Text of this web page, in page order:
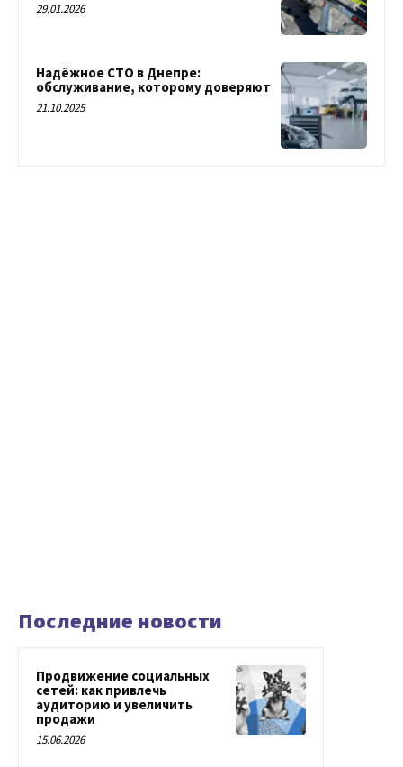
29.01.2026
Надёжное СТО в Днепре:
обслуживание, которому доверяют
21.10.2025
Последние новости
Продвижение социальных
сетей: как привлечь
аудиторию и увеличить
продажи
15.06.2026